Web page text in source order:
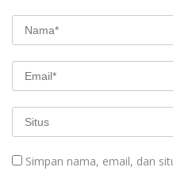
Simpan nama, email, dan